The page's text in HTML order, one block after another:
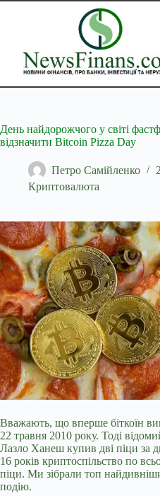
Перейти
День найдорожчого у світі
відзначити Bitcoin Pizza Day
Петро Самійленко
Криптовалюта
Вважають, що вперше біткоїн
22 травня 2010 року. Тоді
Лазло Ханеш купив дві піци за
16 років криптоспільство по
піци. Ми зібрали топ
подію.